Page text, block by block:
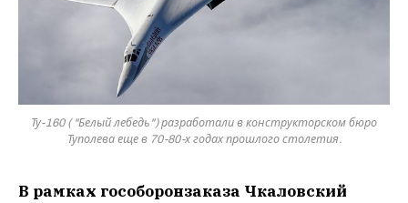
Ту-160 ( "Белый лебедь") разработали в конструкторском бюро
Туполева еще в 70-80-х годах прошлого столетия.
В рамках гособоронзаказа Чкаловский